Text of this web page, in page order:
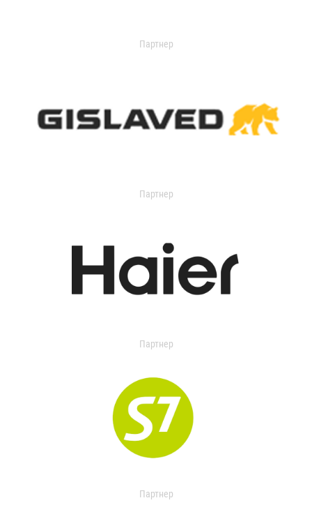
Партнер
Партнер
Партнер
Партнер